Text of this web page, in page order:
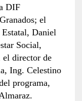
DIF
el
Daniel
Social,
director de
Ing. Celestino
programa,